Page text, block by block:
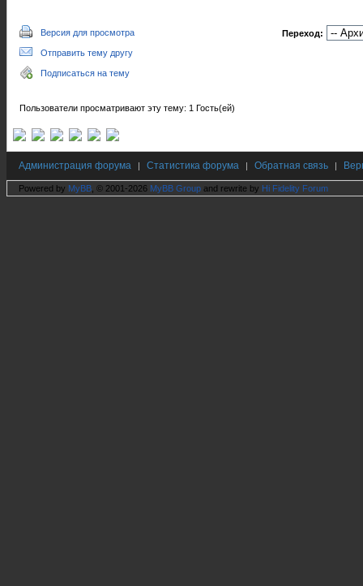
Версия для просмотра
Отправить тему другу
Подписаться на тему
Переход:
Пользователи просматривают эту тему: 1 Гость(ей)
Администрация форума | Статистика форума | Обратная связь |
Powered by MyBB , © 2001-2026 MyBB Group and rewrite by Hi Fidelity Forum